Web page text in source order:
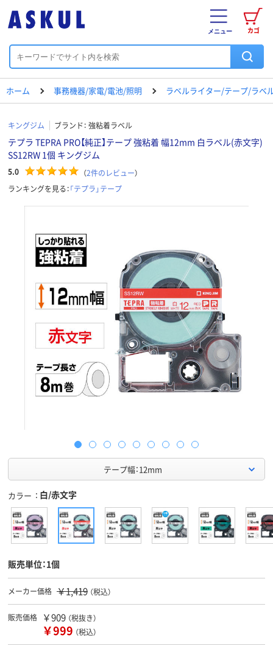
カゴ
メニュー
ホーム 事務機器/家電/電池/照明 ラベルライター/テープ/ラベ
キングジム ブランド： 強粘着ラベル
テプラ TEPRA PRO【純正】テープ 強粘着 幅12mm 白ラベル(赤文字)
SS12RW 1個 キングジム
5.0 （2件のレビュー）
ランキングを見る：「テプラ」テープ
テープ幅：12mm
カラー 白/赤文字
販売単位：1個
メーカー価格 ￥1,419 （税込）
販売価格 ￥909 （税抜き）
￥999 （税込）